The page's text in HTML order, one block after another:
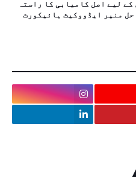
لیے اصل کامیابی کا راستہ
منیر ایڈووکیٹ ہائیکورٹ